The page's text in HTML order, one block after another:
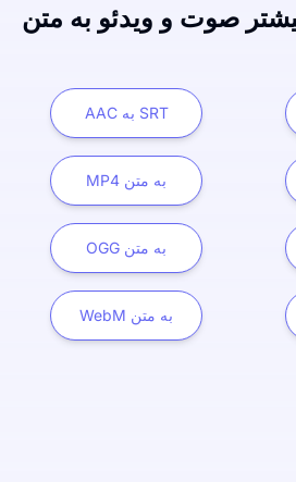
صوت و ویدئو به متن
AAC به SRT
MP4 به متن
OGG به متن
WebM به متن